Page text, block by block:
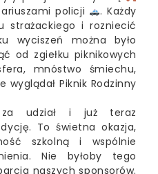
policji
. Każdy
strażackiego i rozniecić
wyciszeń można było
od zgiełku piknikowych
mnóstwo śmiechu,
wyglądał Piknik Rodzinny
za udział i już teraz
To świetna okazja,
szkolną i wspólnie
Nie byłoby tego
naszych sponsorów.